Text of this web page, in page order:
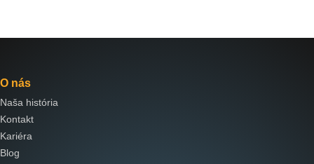
O nás
Naša história
Kontakt
Kariéra
Blog